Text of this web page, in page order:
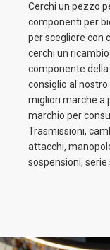
Cerchi un pezzo
componenti per
per scegliere con
cerchi un
componente
consiglio al
migliori marche a
marchio per
Trasmissioni,
attacchi,
sospensioni,